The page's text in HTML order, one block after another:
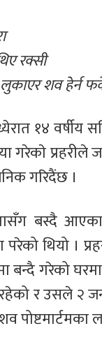
रक्सी
शव हेर्न
१४ वर्षीय
गरेकाे
गरिदैंछ ।
बस्दै
थियो ।
बन्दै गरेको
र उसले २